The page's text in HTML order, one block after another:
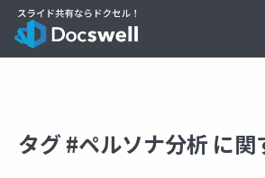
タグ #ペルソナ分析 に関